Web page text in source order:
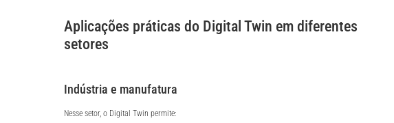
Aplicações práticas do Digital Twin em diferentes
setores
Indústria e manufatura
Nesse setor, o Digital Twin permite: